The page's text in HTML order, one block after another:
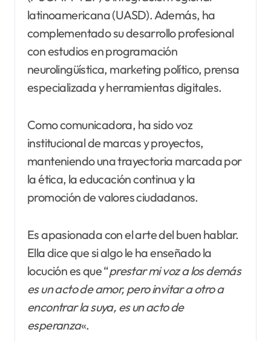
latinoamericana (UASD). Además, ha
complementado su desarrollo profesional
con estudios en programación
neurolingüística, marketing político, prensa
especializada y herramientas digitales.
Como comunicadora, ha sido voz
institucional de marcas y proyectos,
manteniendo una trayectoria marcada por
la ética, la educación continua y la
promoción de valores ciudadanos.
Es apasionada con el arte del buen hablar.
Ella dice que si algo le ha enseñado la
locución es que “prestar mi voz a los demás
es un acto de amor, pero invitar a otro a
encontrar la suya, es un acto de
esperanza«.